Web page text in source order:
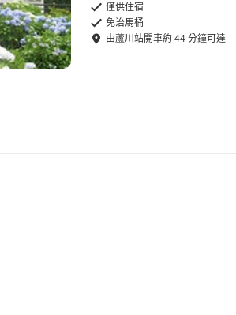
僅供住宿
免治馬桶
由蘆川站開車約44 分鐘可達